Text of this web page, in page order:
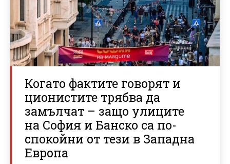
Когато фактите говорят и
ционистите трябва да
замълчат – защо улиците
на София и Банско са по-
спокойни от тези в Западна
Европа